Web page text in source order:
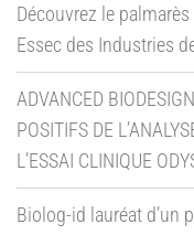
Découvrez le
Essec des Industries
ADVANCED
POSITIFS DE
L’ESSAI CLINIQUE
Biolog-id lauréat d’un